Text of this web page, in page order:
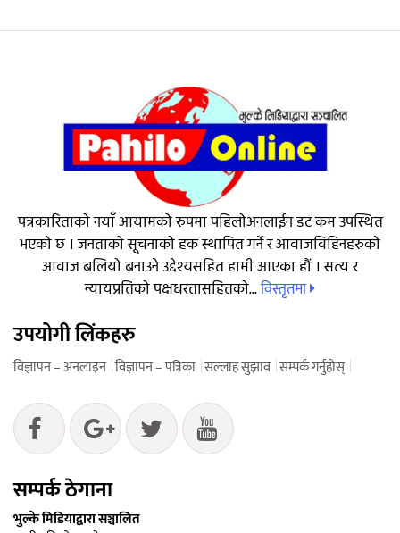
पत्रकारिताको नयाँ आयामको रुपमा पहिलोअनलाईन डट कम उपस्थित
भएको छ । जनताको सूचनाको हक स्थापित गर्ने र आवाजविहिनहरुको
आवाज बलियो बनाउने उद्देश्यसहित हामी आएका हौं । सत्य र
न्यायप्रतिको पक्षधरतासहितको...विस्तृतमा
उपयोगी लिंकहरु
विज्ञापन – अनलाइन विज्ञापन – पत्रिका सल्लाह सुझाव सम्पर्क गर्नुहोस्
सम्पर्क ठेगाना
भुल्के मिडियाद्वारा सञ्चालित